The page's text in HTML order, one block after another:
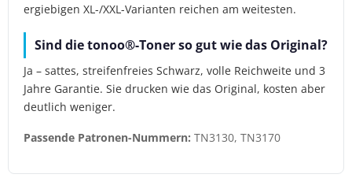
ergiebigen XL-/XXL-Varianten reichen am weitesten.
Sind die tonoo®-Toner so gut wie das Original?
Ja – sattes, streifenfreies Schwarz, volle Reichweite und 3
Jahre Garantie. Sie drucken wie das Original, kosten aber
deutlich weniger.
Passende Patronen-Nummern: TN3130, TN3170